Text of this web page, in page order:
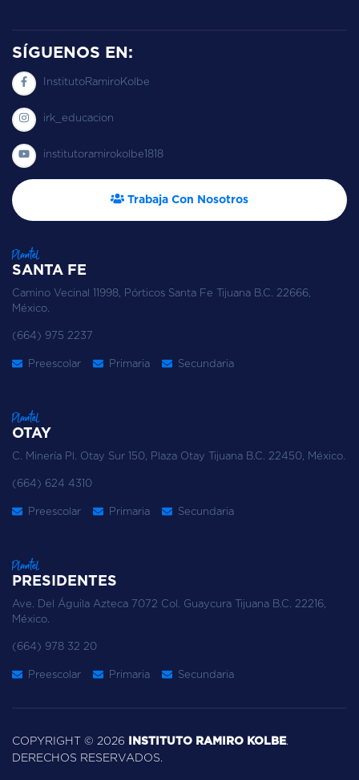
SÍGUENOS EN:
InstitutoRamiroKolbe
irk_educacion
institutoramirokolbe1818
Trabaja Con Nosotros
Plantel
SANTA FE
Camino Vecinal 11998, Pórticos Santa Fe Tijuana B.C. 22666,
México.
(664) 975 2237
Preescolar Primaria Secundaria
Plantel
OTAY
C. Minería Pl. Otay Sur 150, Plaza Otay Tijuana B.C. 22450, México.
(664) 624 4310
Preescolar Primaria Secundaria
Plantel
PRESIDENTES
Ave. Del Águila Azteca 7072 Col. Guaycura Tijuana B.C. 22216,
México.
(664) 978 32 20
Preescolar Primaria Secundaria
COPYRIGHT © 2026 INSTITUTO RAMIRO KOLBE.
DERECHOS RESERVADOS.